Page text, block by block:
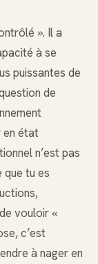
». Il a
à se
puissantes de
de
en état
n’est pas
que tu es
vouloir «
c’est
à nager en